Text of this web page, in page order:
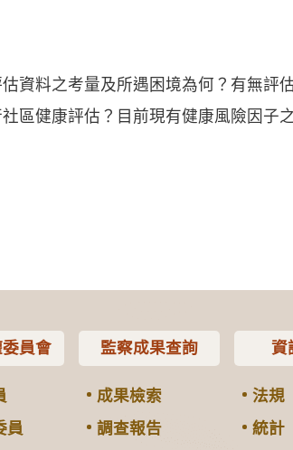
資料之考量及所遇困境為何？有無評
區健康評估？目前現有健康風險因子
員會
員
監察成果查詢
成果檢索
調查報告
資
法規
統計